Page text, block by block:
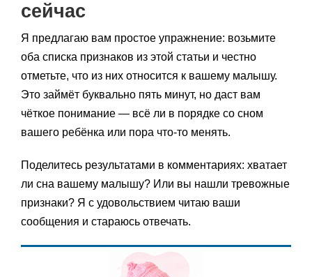
сейчас
Я предлагаю вам простое упражнение: возьмите
оба списка признаков из этой статьи и честно
отметьте, что из них относится к вашему малышу.
Это займёт буквально пять минут, но даст вам
чёткое понимание — всё ли в порядке со сном
вашего ребёнка или пора что-то менять.
Поделитесь результатами в комментариях: хватает
ли сна вашему малышу? Или вы нашли тревожные
признаки? Я с удовольствием читаю ваши
сообщения и стараюсь отвечать.